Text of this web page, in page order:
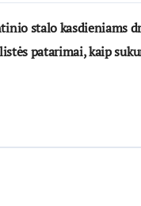
stalo kasdieniams
patarimai, kaip